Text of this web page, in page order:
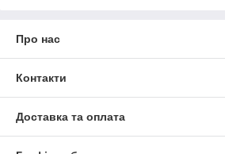
Про нас
Контакти
Доставка та оплата